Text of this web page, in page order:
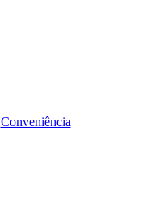
Conveniência